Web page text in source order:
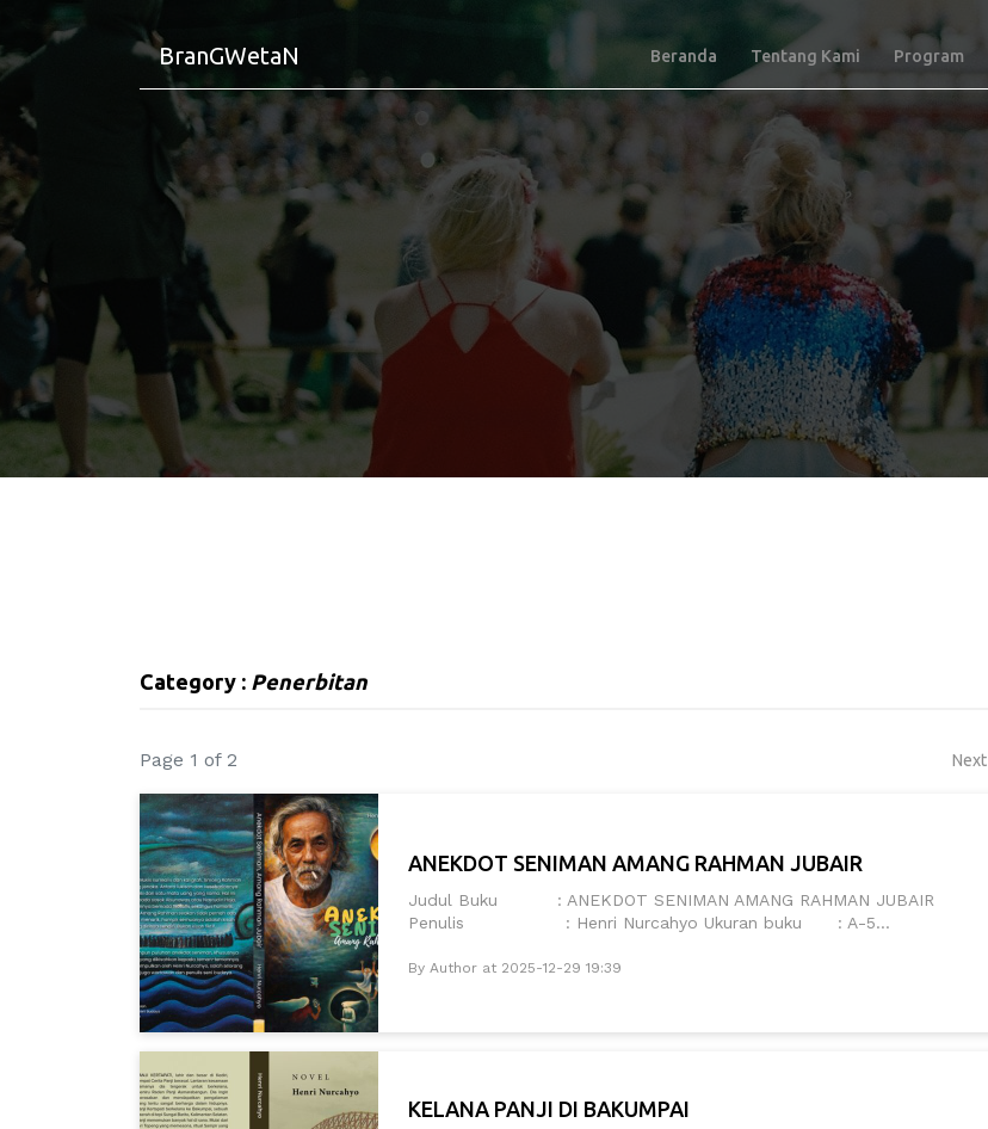
BranGWetaN Beranda Tentang Kami Program
Category : Penerbitan
Page 1 of 2 Next
ANEKDOT SENIMAN AMANG RAHMAN JUBAIR
Judul Buku : ANEKDOT SENIMAN AMANG RAHMAN JUBAIR
Penulis : Henri Nurcahyo Ukuran buku : A-5...
By Author at 2025-12-29 19:39
KELANA PANJI DI BAKUMPAI